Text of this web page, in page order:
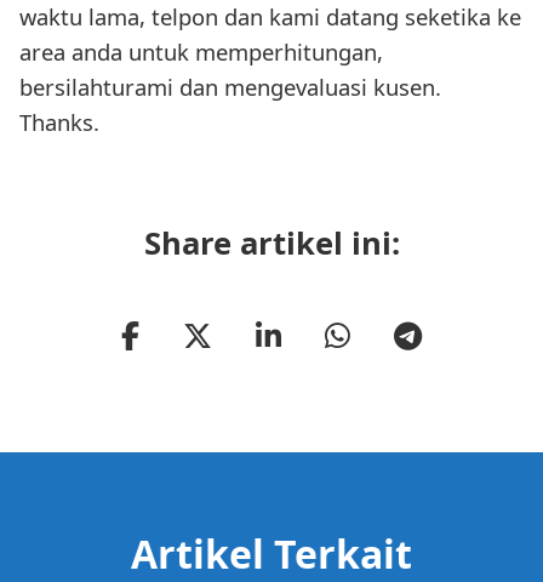
waktu lama, telpon dan kami datang seketika ke
area anda untuk memperhitungan,
bersilahturami dan mengevaluasi kusen.
Thanks.
Share artikel ini:
Artikel Terkait